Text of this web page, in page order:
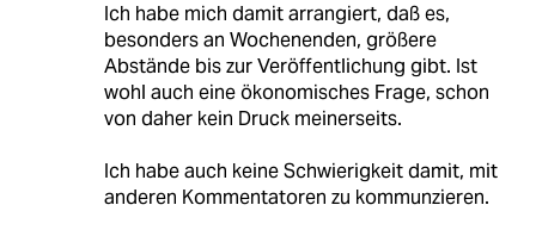
Ich habe mich damit arrangiert, daß es,
besonders an Wochenenden, größere
Abstände bis zur Veröffentlichung gibt. Ist
wohl auch eine ökonomisches Frage, schon
von daher kein Druck meinerseits.
Ich habe auch keine Schwierigkeit damit, mit
anderen Kommentatoren zu kommunzieren.